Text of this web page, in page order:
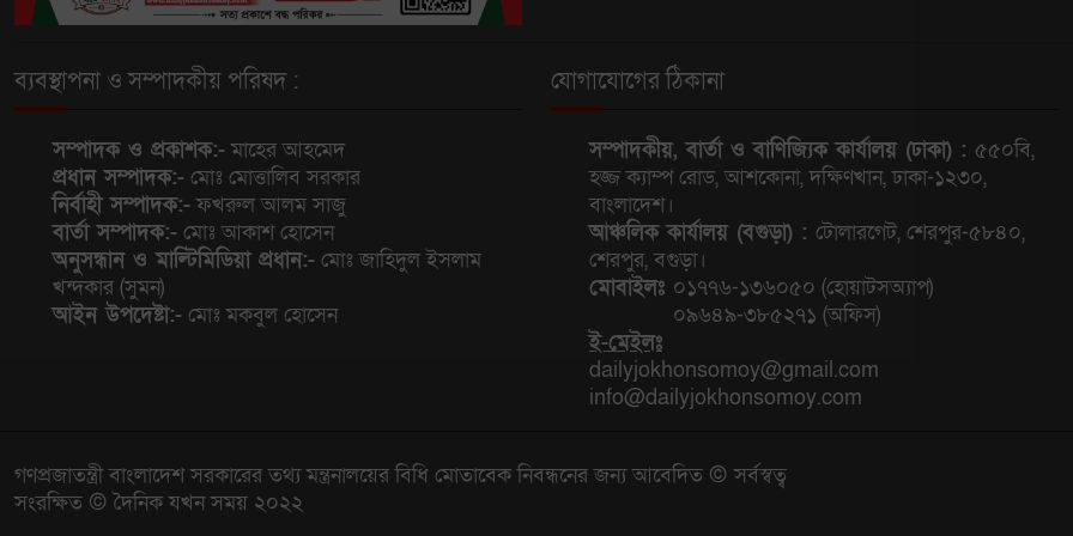
ব্যবস্থাপনা ও সম্পাদকীয় পরিষদ :
সম্পাদক ও প্রকাশক:-মাহের আহমেদ
প্রধান সম্পাদক:- মোঃ মোত্তালিব সরকার
নির্বাহী সম্পাদক:-ফখরুল আলম সাজু
বার্তা সম্পাদক:- মোঃ আকাশ হোসেন
অনুসন্ধান ও মাল্টিমিডিয়া প্রধান:- মোঃ জাহিদুল ইসলাম
খন্দকার (সুমন)
আইন উপদেষ্টা:- মোঃ মকবুল হোসেন
যোগাযোগের ঠিকানা
সম্পাদকীয়, বার্তা ও বাণিজ্যিক কার্যালয় (ঢাকা) : ৫৫০বি,
হজ্জ ক্যাম্প রোড, আশকোনা, দক্ষিণখান, ঢাকা-১২৩০,
বাংলাদেশ।
আঞ্চলিক কার্যালয় (বগুড়া) : টোলারগেট, শেরপুর-৫৮৪০,
শেরপুর, বগুড়া।
মোবাইলঃ ০১৭৭৬-১৩৬০৫০ (হোয়াটসঅ্যাপ)
০৯৬৪৯-৩৮৫২৭১ (অফিস)
ই-মেইলঃ
dailyjokhonsomoy@gmail.com
info@dailyjokhonsomoy.com
গণপ্রজাতন্ত্রী বাংলাদেশ সরকারের তথ্য মন্ত্রনালয়ের বিধি মোতাবেক নিবন্ধনের জন্য আবেদিত © সর্বস্বত্ব
সংরক্ষিত © দৈনিক যখন সময় ২০২২